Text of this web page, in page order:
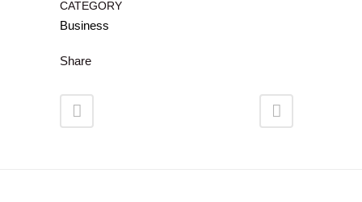
CATEGORY
Business
Share